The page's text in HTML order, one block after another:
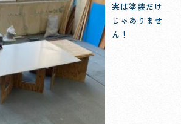
実は塗装だけ
じゃありませ
ん！